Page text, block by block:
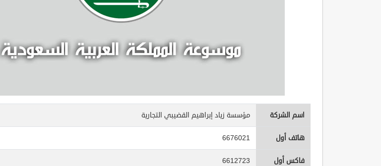
اسم الشركة مؤسسة زياد إبراهيم القضيبي التجارية
هاتف أول 6676021
فاكس أول 6612723